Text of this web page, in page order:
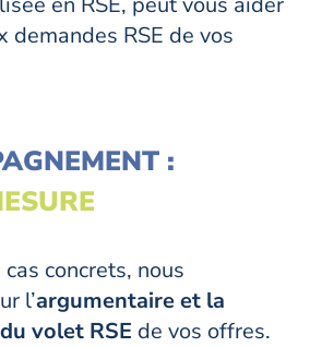
demandes RSE de vos
:
concrets, nous
l’argumentaire et la
volet RSE de vos offres.